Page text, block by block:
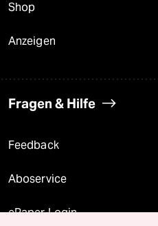
Shop
Anzeigen
Fragen & Hilfe
Feedback
Aboservice
ePaper Login